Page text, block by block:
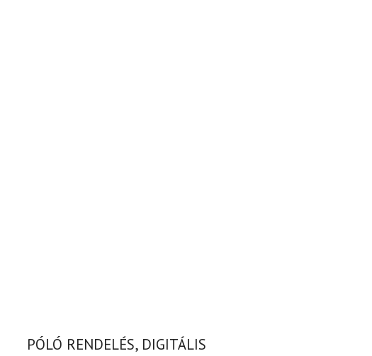
PÓLÓ RENDELÉS, DIGITÁLIS